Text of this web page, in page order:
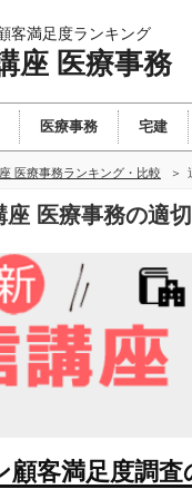
客満足度ランキング
座 医療事務
医療事務 宅建
医療事務ランキング・比較
座 医療事務の適
顧客満足度調査